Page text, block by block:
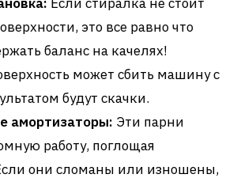
это все равно что
баланс на качелях!
может сбить машину с
будут скачки.
амортизаторы: Эти парни
работу, поглощая
они сломаны или изношены,